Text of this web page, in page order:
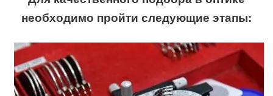
необходимо пройти следующие этапы: